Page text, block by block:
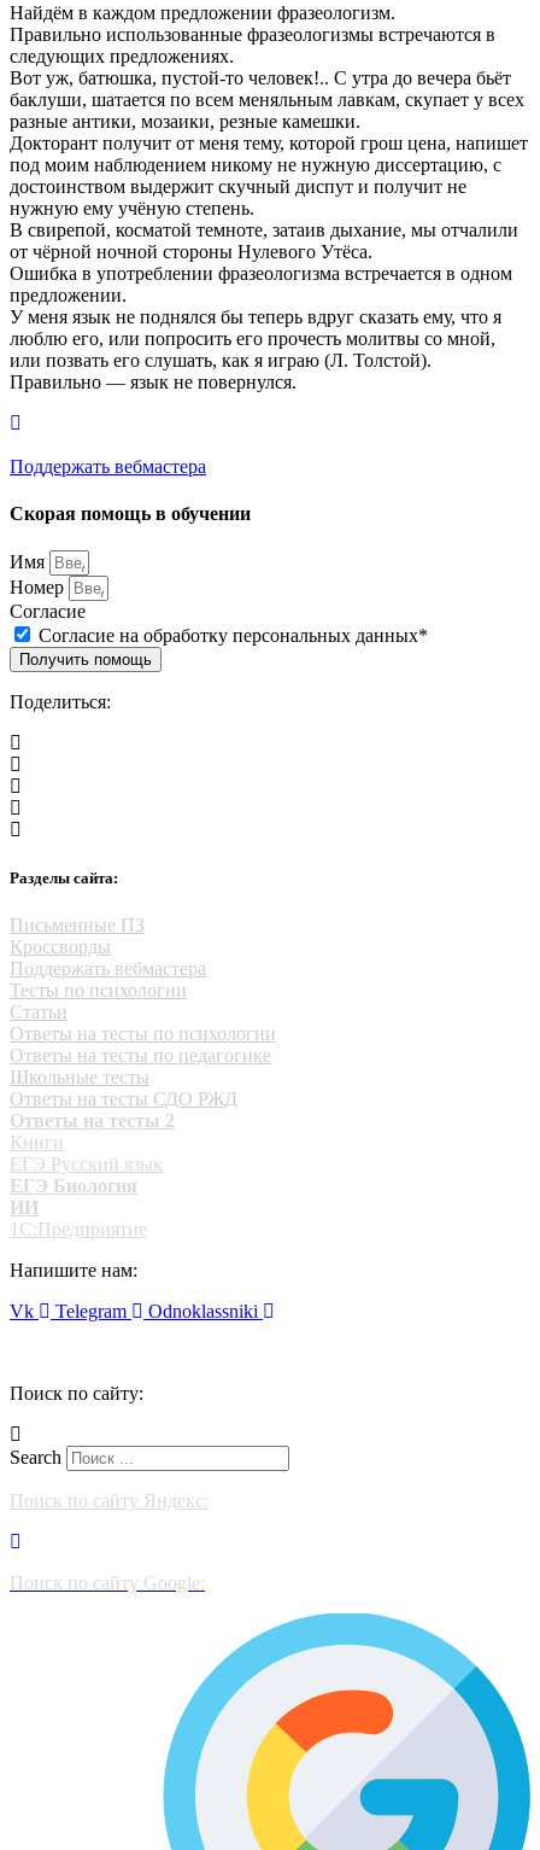
Найдём в каждом предложении фразеологизм.
Правильно использованные фразеологизмы встречаются в
следующих предложениях.
Вот уж, батюшка, пустой-то человек!.. С утра до вечера бьёт
баклуши, шатается по всем меняльным лавкам, скупает у всех
разные антики, мозаики, резные камешки.
Докторант получит от меня тему, которой грош цена, напишет
под моим наблюдением никому не нужную диссертацию, с
достоинством выдержит скучный диспут и получит не
нужную ему учёную степень.
В свирепой, косматой темноте, затаив дыхание, мы отчалили
от чёрной ночной стороны Нулевого Утёса.
Ошибка в употреблении фразеологизма встречается в одном
предложении.
У меня язык не поднялся бы теперь вдруг сказать ему, что я
люблю его, или попросить его прочесть молитвы со мной,
или позвать его слушать, как я играю (Л. Толстой).
Правильно — язык не повернулся.
Поддержать вебмастера
Скорая помощь в обучении
Имя
Номер
Согласие
Согласие на обработку персональных данных*
Получить помощь
Поделиться:
Разделы сайта:
Письменные ПЗ
Кроссворды
Поддержать вебмастера
Тесты по психологии
Статьи
Ответы на тесты по психологии
Ответы на тесты по педагогике
Школьные тесты
Ответы на тесты СДО РЖД
Ответы на тесты 2
Книги
ЕГЭ Русский язык
ЕГЭ Биология
ИИ
1С:Предприятие
Напишите нам:
Vk
Telegram Odnoklassniki
Поиск по сайту:
Search
Поиск по сайту Яндекс:
Поиск по сайту Google: